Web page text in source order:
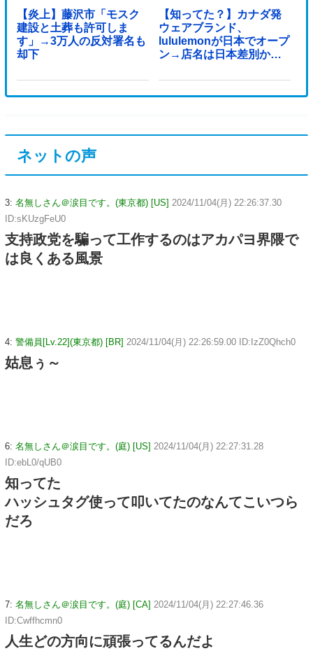
【炎上】藤沢市「モスク
建設と土葬も許可しま
す」→3万人の反対署名も
却下
【知ってた？】カナダ発
ウェアブランド、
lululemonが日本でオープ
ン→店名は日本差別から
ネットの声
3: 名無しさん＠涙目です。(東京都) [US] 2024/11/04(月) 22:26:37.30
ID:sKUzgFeU0
支持政党を騙って工作するのはアカパヨ界隈で
は良くある風景
4: 警備員[Lv.22](東京都) [BR] 2024/11/04(月) 22:26:59.00 ID:IzZ0Qhch0
姑息ぅ～
6: 名無しさん＠涙目です。(庭) [US] 2024/11/04(月) 22:27:31.28
ID:ebL0/qUB0
知ってた
ハッシュタグ使って叩いてたのなんてこいつら
だろ
7: 名無しさん＠涙目です。(庭) [CA] 2024/11/04(月) 22:27:46.36
ID:Cwffhcmn0
人生どの方向に頑張ってるんだよ